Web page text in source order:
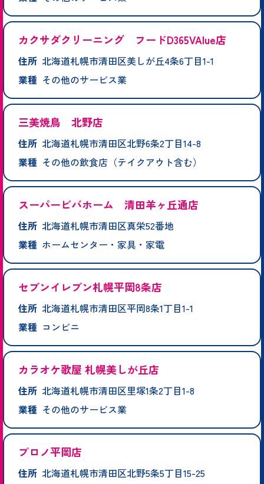
カクサダクリーニング フードD365VAlue店
住所 北海道札幌市清田区美しが丘4条6丁目1-1
業種 その他のサービス業
三美焼鳥 北野店
住所 北海道札幌市清田区北野6条2丁目14-8
業種 その他の飲食店（テイクアウト含む）
スーパービバホーム 清田羊ヶ丘通店
住所 北海道札幌市清田区真栄52番地
業種 ホームセンター・家具・家電
セブンイレブン札幌平岡8条店
住所 北海道札幌市清田区平岡8条1丁目1-1
業種 コンビニ
カラオケ歌屋 札幌美しが丘店
住所 北海道札幌市清田区里塚1条2丁目1-8
業種 その他のサービス業
プロノ平岡店
住所 北海道札幌市清田区北野5条5丁目15-25